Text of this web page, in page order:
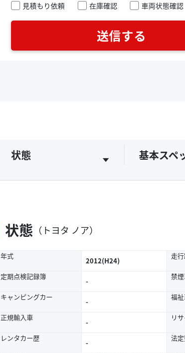
見積もり依頼 在庫確認 車両状態確認
送信する
状態 基本スペ
状態 （トヨタ ノア）
年式 2012(H24) 走
定期点検記録簿
- 禁
キャンピングカー
- 福
正規輸入車
- リ
レンタカー歴
- 法